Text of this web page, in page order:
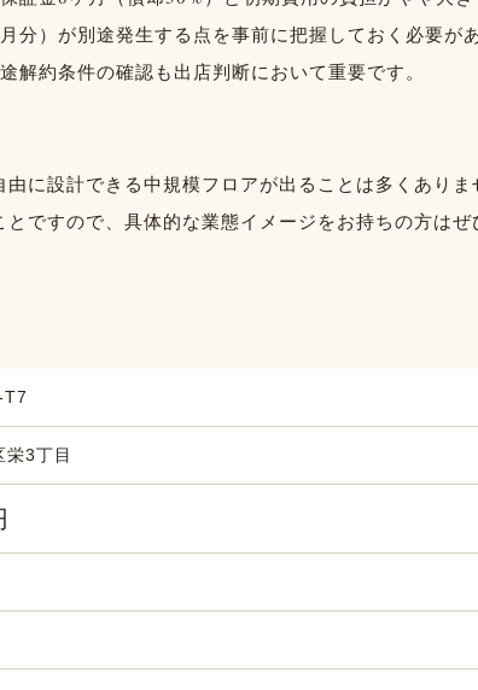
分）が別途発生する点を事前に把握しておく必要が
約条件の確認も出店判断において重要です。
に設計できる中規模フロアが出ることは多くありま
ですので、具体的な業態イメージをお持ちの方はぜ
栄3丁目